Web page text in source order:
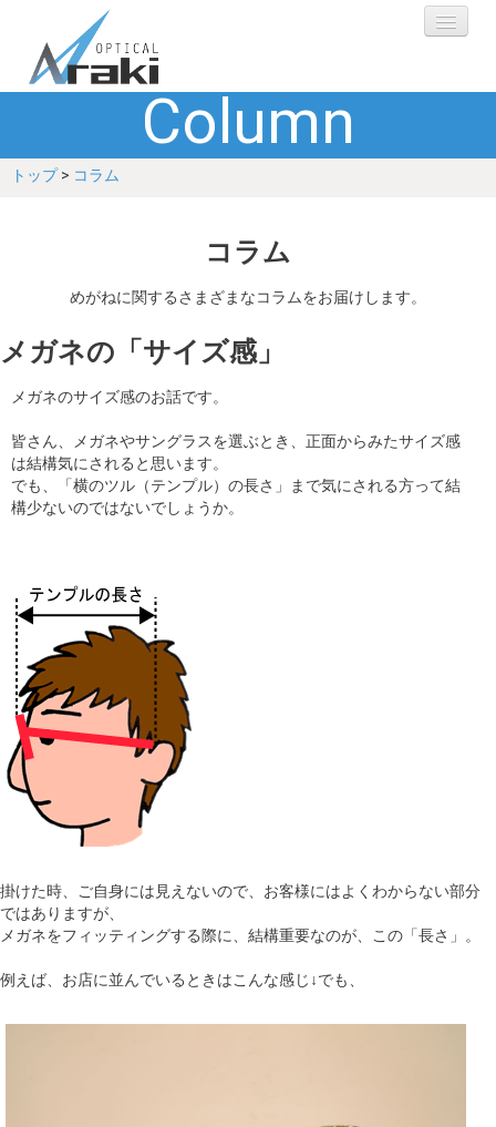
ブランド
補聴器
ショップ
Q&A
お客さまの声
ブログ
採用
Column
トップ> コラム
コラム
めがねに関するさまざまなコラムをお届けします。
メガネの「サイズ感」
メガネのサイズ感のお話です。
皆さん、メガネやサングラスを選ぶとき、正面からみたサイズ感
は結構気にされると思います。
でも、「横のツル（テンプル）の長さ」まで気にされる方って結
構少ないのではないでしょうか。
掛けた時、ご自身には見えないので、お客様にはよくわからない部分
ではありますが、
メガネをフィッティングする際に、結構重要なのが、この「長さ」。
例えば、お店に並んでいるときはこんな感じ↓でも、